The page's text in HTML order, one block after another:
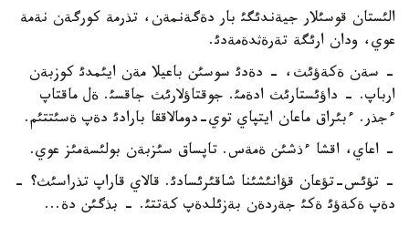
الئستان قوسئلار جيةندئگئ بار دةگةنمةن، تذرمة كورگةن نةمة
عوي، ودان ارئگة تةرةثدةمةدئ.
- سةن ةكةؤئث، - دةدئ سوسئن باعيلا مةن ايئمدئ كوزبةن
ارباپ. - داؤئستارئث ادةمئ. جوقتاؤلارئث جاقسئ. ةل ماقتاپ
ءجذر. ءبئراق ماعان ايتپاي توي-دومالاققا بارادئ دةپ ةسئتتئم.
- اعاي، اقشا ءذشئن ةمةس. تاپساق سئزبةن بولئسةمئز عوي.
- تؤئس-تؤعان قؤانئشئنا شاقئرئسادئ. قالاي قاراپ تذراسئث؟ -
دةپ ةكةؤئ ةكئ جةردةن بةزئلدةپ كةتتئ. - بذگئن دة...